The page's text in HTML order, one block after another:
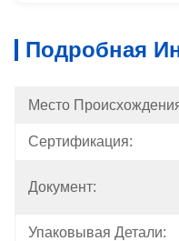
Подробная
Место
Сертификация:
Документ:
Упаковывая Детали: